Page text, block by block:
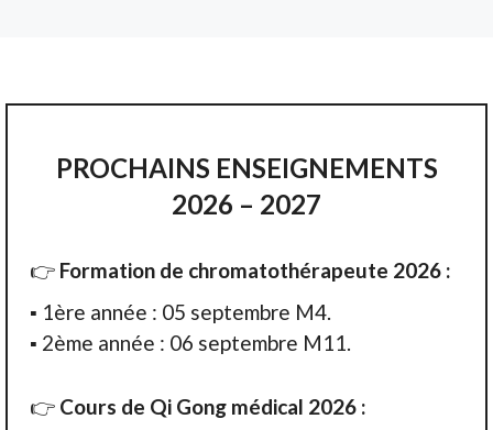
PROCHAINS ENSEIGNEMENTS
2026 – 2027
👉 Formation de chromatothérapeute 2026 :
▪ 1ère année : 05 septembre M4.
▪ 2ème année : 06 septembre M11.
👉 Cours de Qi Gong médical 2026 :